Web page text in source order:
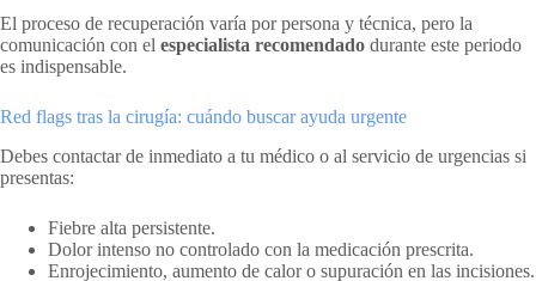
El proceso de recuperación varía por persona y técnica, pero la
comunicación con el especialista recomendado durante este periodo
es indispensable.
Red flags tras la cirugía: cuándo buscar ayuda urgente
Debes contactar de inmediato a tu médico o al servicio de urgencias si
presentas:
Fiebre alta persistente.
Dolor intenso no controlado con la medicación prescrita.
Enrojecimiento, aumento de calor o supuración en las incisiones.